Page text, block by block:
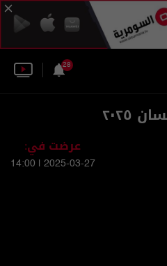
28
عرضت في:
2025-03-27 | 14:00